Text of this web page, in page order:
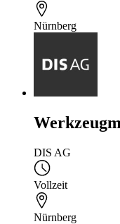
Nürnberg
DIS AG
Vollzeit
Nürnberg